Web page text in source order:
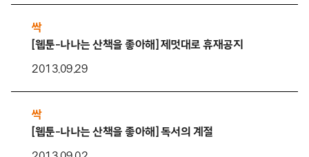
싹
[웹툰-나나는 산책을 좋아해] 제멋대로 휴재공지
2013.09.29
싹
[웹툰-나나는 산책을 좋아해] 독서의 계절